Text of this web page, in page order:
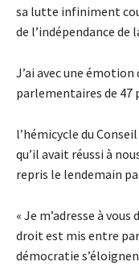
sa lutte infiniment
de l’indépendance de
J’ai avec une
parlementaires de 47
l’hémicycle du
qu’il avait réussi à
repris le lendemain
« Je m’adresse à
droit est mis entre
démocratie